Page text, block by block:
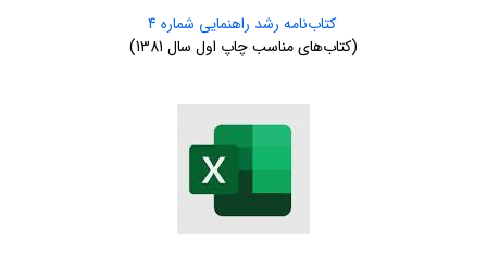
کتاب‌نامه رشد راهنمایی شماره 4
(کتاب‌های مناسب چاپ اول سال 1381)